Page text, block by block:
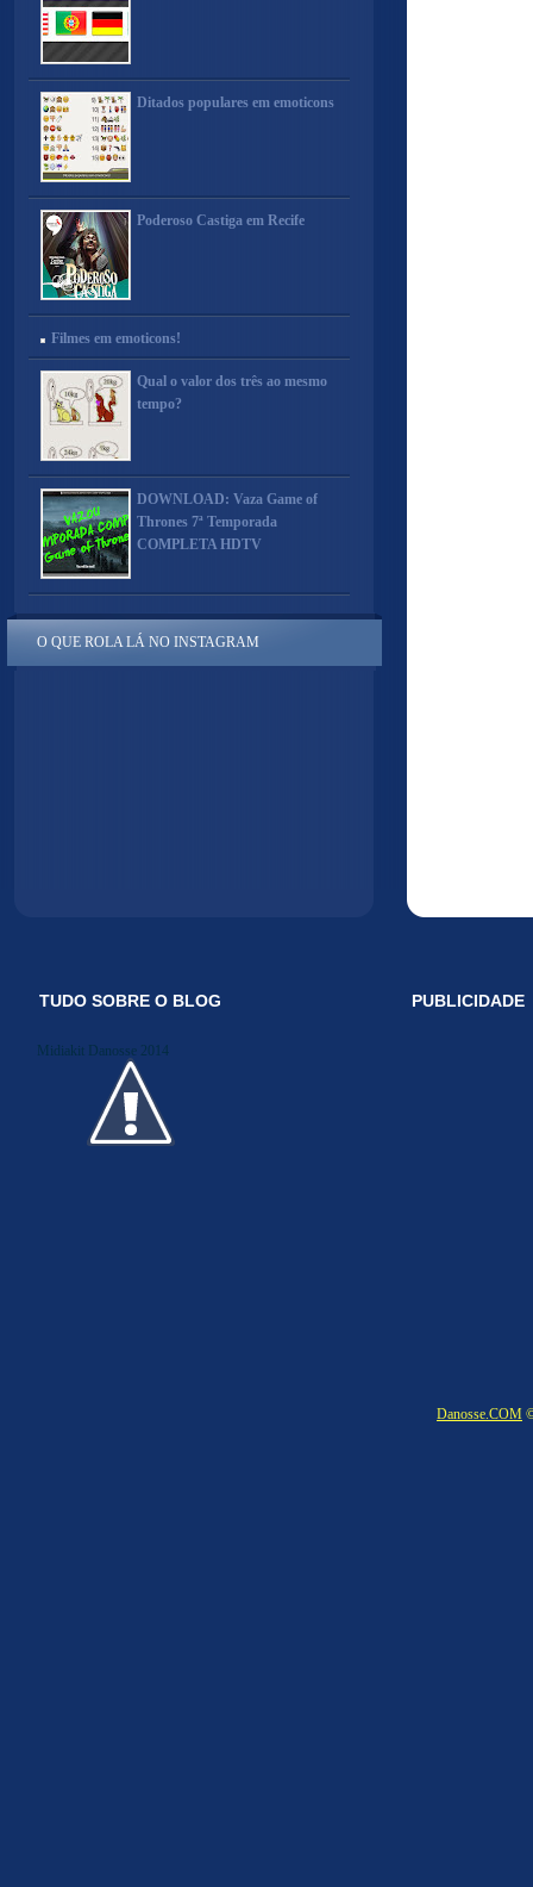
Ditados populares em emoticons
Poderoso Castiga em Recife
Filmes em emoticons!
Qual o valor dos três ao mesmo
tempo?
DOWNLOAD: Vaza Game of
Thrones 7ª Temporada
COMPLETA HDTV
O QUE ROLA LÁ NO INSTAGRAM
TUDO SOBRE O BLOG
Midiakit Danosse 2014
PUBLICIDADE
Danosse.COM